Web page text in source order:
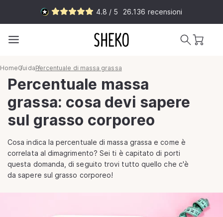
direttamente
4.8 / 5 26.136 recensioni
Carrello
HomeGuidaPercentuale di massa grassa
Percentuale massa
grassa: cosa devi sapere
sul grasso corporeo
Cosa indica la percentuale di massa grassa e come è
correlata al dimagrimento? Sei ti è capitato di porti
questa domanda, di seguito trovi tutto quello che c'è
da sapere sul grasso corporeo!